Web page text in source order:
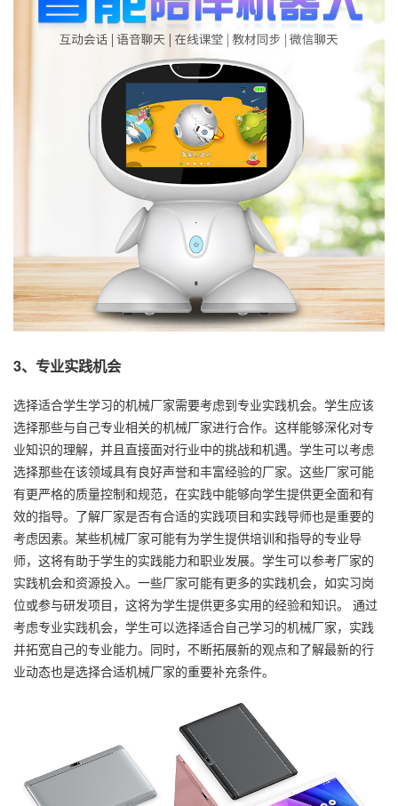
3、专业实践机会
选择适合学生学习的机械厂家需要考虑到专业实践机会。学生应该
选择那些与自己专业相关的机械厂家进行合作。这样能够深化对专
业知识的理解，并且直接面对行业中的挑战和机遇。学生可以考虑
选择那些在该领域具有良好声誉和丰富经验的厂家。这些厂家可能
有更严格的质量控制和规范，在实践中能够向学生提供更全面和有
效的指导。了解厂家是否有合适的实践项目和实践导师也是重要的
考虑因素。某些机械厂家可能有为学生提供培训和指导的专业导
师，这将有助于学生的实践能力和职业发展。学生可以参考厂家的
实践机会和资源投入。一些厂家可能有更多的实践机会，如实习岗
位或参与研发项目，这将为学生提供更多实用的经验和知识。 通过
考虑专业实践机会，学生可以选择适合自己学习的机械厂家，实践
并拓宽自己的专业能力。同时，不断拓展新的观点和了解最新的行
业动态也是选择合适机械厂家的重要补充条件。